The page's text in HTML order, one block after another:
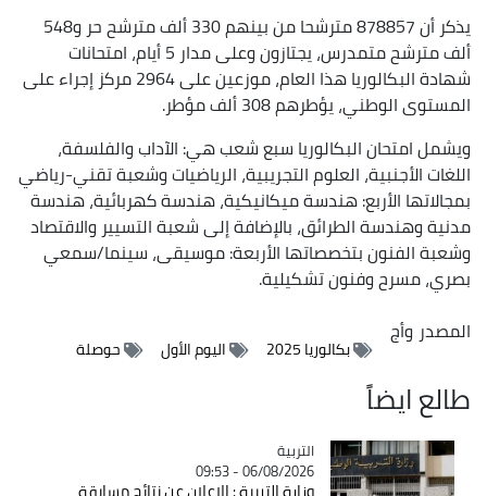
يذكر أن 878857 مترشحا من بينهم 330 ألف مترشح حر و548
ألف مترشح متمدرس، يجتازون وعلى مدار 5 أيام، امتحانات
شهادة البكالوريا هذا العام، موزعين على 2964 مركز إجراء على
المستوى الوطني، يؤطرهم 308 ألف مؤطر.
ويشمل امتحان البكالوريا سبع شعب هي: الآداب والفلسفة،
اللغات الأجنبية، العلوم التجريبية، الرياضيات وشعبة تقني-رياضي
بمجالاتها الأربع: هندسة ميكانيكية، هندسة كهربائية، هندسة
مدنية وهندسة الطرائق، بالإضافة إلى شعبة التسيير والاقتصاد
وشعبة الفنون بتخصصاتها الأربعة: موسيقى، سينما/سمعي
بصري، مسرح وفنون تشكيلية.
المصدروأج
بكالوريا 2025 اليوم الأول حوصلة
طالع ايضاً
Catégorie
التربية
06/08/2026 - 09:53